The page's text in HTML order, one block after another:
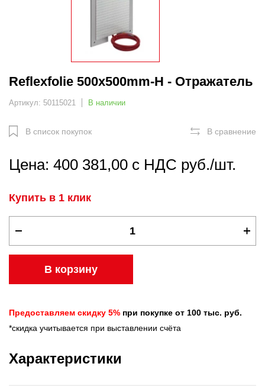
Reflexfolie 500x500mm-H - Отражатель
Артикул: 50115021 В наличии
В список покупок В сравнение
Цена: 400 381,00 с НДС руб./шт.
Купить в 1 клик
В корзину
Предоставляем скидку 5% при покупке от 100 тыс. руб.
*скидка учитывается при выставлении счёта
Характеристики